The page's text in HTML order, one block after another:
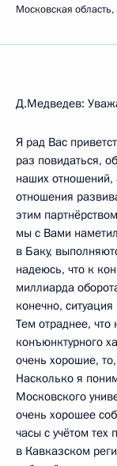
Московская
Д.Медведев:
Я рад Вас
раз повидаться,
наших отношений,
отношения
этим
мы с Вами
в Баку,
надеюсь, что к
миллиарда
конечно,
Тем отраднее, что
конъюнктурного
очень хорошие,
Насколько я
Московского
очень хорошее
часы с учётом тех
в Кавказском